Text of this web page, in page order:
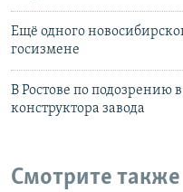
Ещё одного
госизмене
В Ростове по подозрению
конструктора завода
Смотрите также